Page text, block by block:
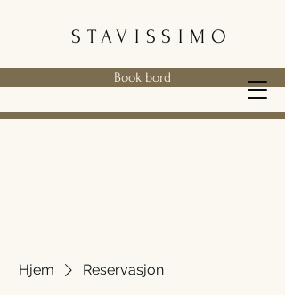
Book bord
STAVISSIMO
Hjem Reservasjon